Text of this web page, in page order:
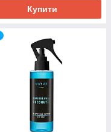
Купити